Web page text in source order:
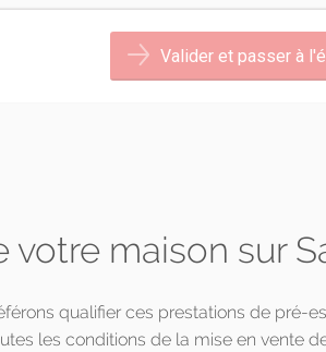
maison sur
qualifier ces prestations de pré-
les conditions de la mise en vente